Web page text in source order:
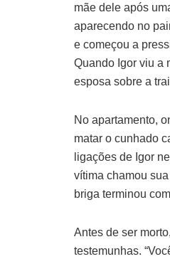
mãe dele após
aparecendo no
e começou a
Quando Igor viu a
esposa sobre a
No apartamento,
matar o cunhado
ligações de Igor
vítima chamou
briga terminou
Antes de ser
testemunhas.